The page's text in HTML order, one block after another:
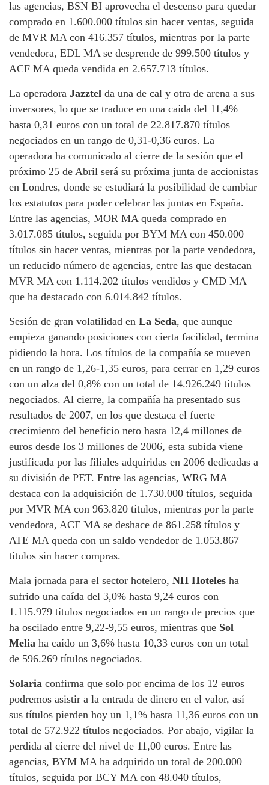
las agencias, BSN BI aprovecha el descenso para quedar
comprado en 1.600.000 títulos sin hacer ventas, seguida
de MVR MA con 416.357 títulos, mientras por la parte
vendedora, EDL MA se desprende de 999.500 títulos y
ACF MA queda vendida en 2.657.713 títulos.
La operadora Jazztel da una de cal y otra de arena a sus
inversores, lo que se traduce en una caída del 11,4%
hasta 0,31 euros con un total de 22.817.870 títulos
negociados en un rango de 0,31-0,36 euros. La
operadora ha comunicado al cierre de la sesión que el
próximo 25 de Abril será su próxima junta de accionistas
en Londres, donde se estudiará la posibilidad de cambiar
los estatutos para poder celebrar las juntas en España.
Entre las agencias, MOR MA queda comprado en
3.017.085 títulos, seguida por BYM MA con 450.000
títulos sin hacer ventas, mientras por la parte vendedora,
un reducido número de agencias, entre las que destacan
MVR MA con 1.114.202 títulos vendidos y CMD MA
que ha destacado con 6.014.842 títulos.
Sesión de gran volatilidad en La Seda, que aunque
empieza ganando posiciones con cierta facilidad, termina
pidiendo la hora. Los títulos de la compañía se mueven
en un rango de 1,26-1,35 euros, para cerrar en 1,29 euros
con un alza del 0,8% con un total de 14.926.249 títulos
negociados. Al cierre, la compañía ha presentado sus
resultados de 2007, en los que destaca el fuerte
crecimiento del beneficio neto hasta 12,4 millones de
euros desde los 3 millones de 2006, esta subida viene
justificada por las filiales adquiridas en 2006 dedicadas a
su división de PET. Entre las agencias, WRG MA
destaca con la adquisición de 1.730.000 títulos, seguida
por MVR MA con 963.820 títulos, mientras por la parte
vendedora, ACF MA se deshace de 861.258 títulos y
ATE MA queda con un saldo vendedor de 1.053.867
títulos sin hacer compras.
Mala jornada para el sector hotelero, NH Hoteles ha
sufrido una caída del 3,0% hasta 9,24 euros con
1.115.979 títulos negociados en un rango de precios que
ha oscilado entre 9,22-9,55 euros, mientras que Sol
Melia ha caído un 3,6% hasta 10,33 euros con un total
de 596.269 títulos negociados.
Solaria confirma que solo por encima de los 12 euros
podremos asistir a la entrada de dinero en el valor, así
sus títulos pierden hoy un 1,1% hasta 11,36 euros con un
total de 572.922 títulos negociados. Por abajo, vigilar la
perdida al cierre del nivel de 11,00 euros. Entre las
agencias, BYM MA ha adquirido un total de 200.000
títulos, seguida por BCY MA con 48.040 títulos,